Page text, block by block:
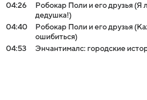
04:26
Робокар Поли и его друзья (Я
дедушка!)
04:40
Робокар Поли и его друзья
ошибиться)
04:53
Энчантималс: городские